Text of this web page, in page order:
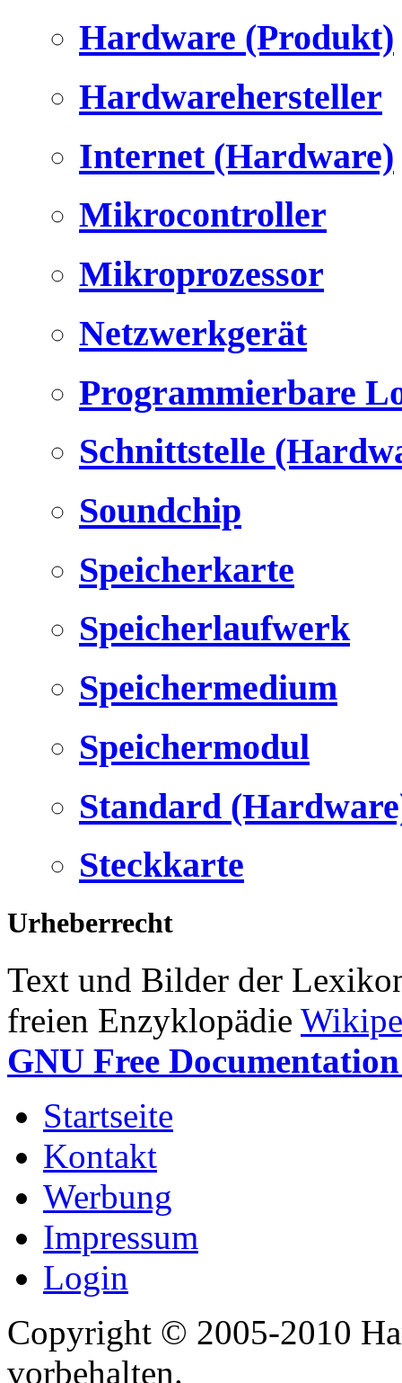
Hardware (Produkt)
Hardwarehersteller
Internet (Hardware)
Mikrocontroller
Mikroprozessor
Netzwerkgerät
Programmierbare
Schnittstelle
Soundchip
Speicherkarte
Speicherlaufwerk
Speichermedium
Speichermodul
Standard
Steckkarte
Urheberrecht
Text und Bilder der
freien Enzyklopädie
GNU Free
Startseite
Kontakt
Werbung
Impressum
Login
Copyright © 2005-2010
vorbehalten.